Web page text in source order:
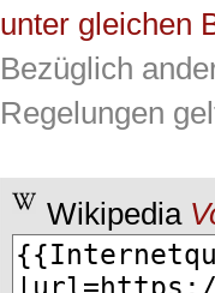
unter gleichen
Bezüglich
Regelungen
Wikipedia